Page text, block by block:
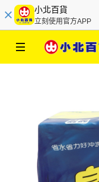
小北百貨
立刻使用官方APP